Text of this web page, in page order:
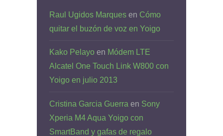
Raul Ugidos Marques en Cómo
quitar el buzón de voz en Yoigo
Kako Pelayo en Módem LTE
Alcatel One Touch Link W800 con
Yoigo en julio 2013
Cristina Garcia Guerra en Sony
Xperia M4 Aqua Yoigo con
SmartBand y gafas de regalo